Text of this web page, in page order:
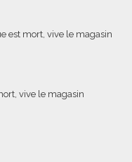
est mort, vive le magasin
vive le magasin